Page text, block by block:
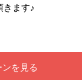
きます♪
を見る